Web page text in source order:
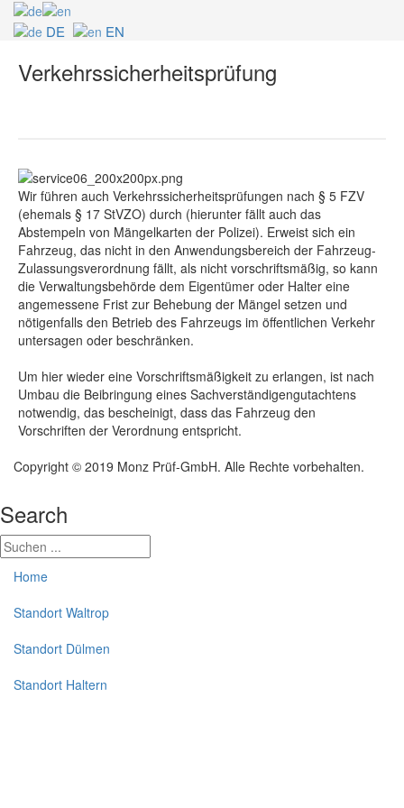
DE EN
Verkehrssicherheitsprüfung
Wir führen auch Verkehrssicherheitsprüfungen nach § 5 FZV
(ehemals § 17 StVZO) durch (hierunter fällt auch das
Abstempeln von Mängelkarten der Polizei). Erweist sich ein
Fahrzeug, das nicht in den Anwendungsbereich der Fahrzeug-
Zulassungsverordnung fällt, als nicht vorschriftsmäßig, so kann
die Verwaltungsbehörde dem Eigentümer oder Halter eine
angemessene Frist zur Behebung der Mängel setzen und
nötigenfalls den Betrieb des Fahrzeugs im öffentlichen Verkehr
untersagen oder beschränken.
Um hier wieder eine Vorschriftsmäßigkeit zu erlangen, ist nach
Umbau die Beibringung eines Sachverständigengutachtens
notwendig, das bescheinigt, dass das Fahrzeug den
Vorschriften der Verordnung entspricht.
Copyright © 2019 Monz Prüf-GmbH. Alle Rechte vorbehalten.
Search
Home
Standort Waltrop
Standort Dülmen
Standort Haltern